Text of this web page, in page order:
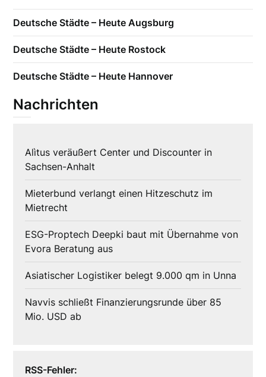
Deutsche Städte – Heute Augsburg
Deutsche Städte – Heute Rostock
Deutsche Städte – Heute Hannover
Nachrichten
Alìtus veräußert Center und Discounter in
Sachsen-Anhalt
Mieterbund verlangt einen Hitzeschutz im
Mietrecht
ESG-Proptech Deepki baut mit Übernahme von
Evora Beratung aus
Asiatischer Logistiker belegt 9.000 qm in Unna
Navvis schließt Finanzierungsrunde über 85
Mio. USD ab
RSS-Fehler: